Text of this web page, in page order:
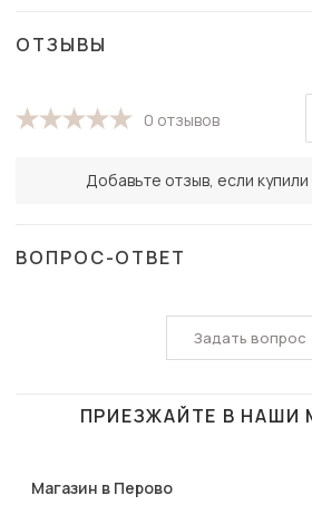
ОТЗЫВЫ
0 отзывов
Добавьте отзыв, если
ВОПРОС-ОТВЕТ
Задать вопрос
ПРИЕЗЖАЙТЕ В НАШИ
Магазин в Перово